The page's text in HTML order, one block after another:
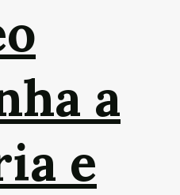
a
e